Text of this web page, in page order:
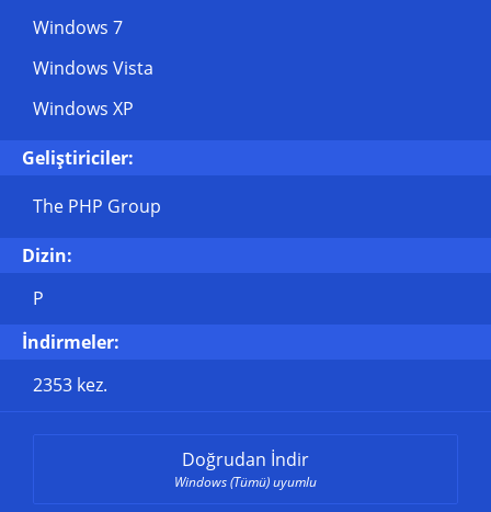
Windows 7
Windows Vista
Windows XP
Geliştiriciler:
The PHP Group
Dizin:
P
İndirmeler:
2353 kez.
Doğrudan İndir
Windows (Tümü) uyumlu